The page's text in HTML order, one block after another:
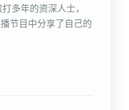
多年的资深人士，
节目中分享了自己的